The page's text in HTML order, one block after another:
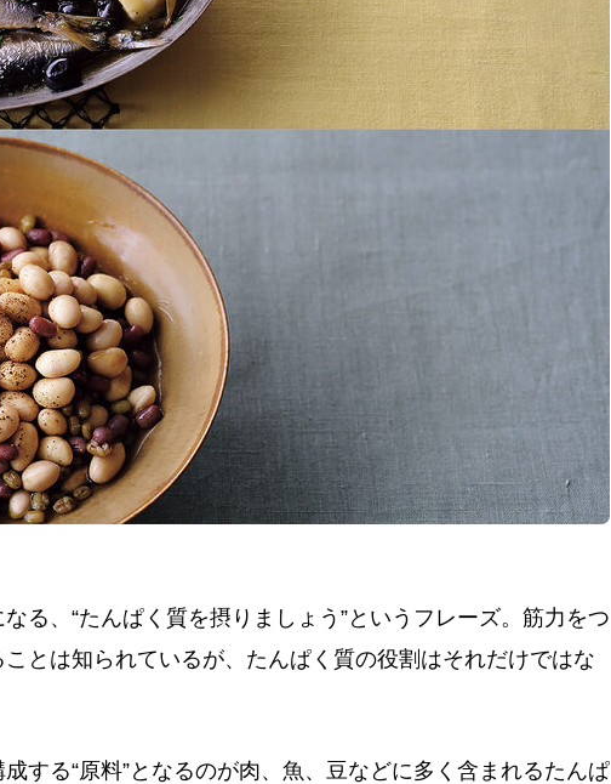
る、“たんぱく質を摂りましょう”というフレーズ。筋力をつ
とは知られているが、たんぱく質の役割はそれだけではな
する“原料”となるのが肉、魚、豆などに多く含まれるたんぱ